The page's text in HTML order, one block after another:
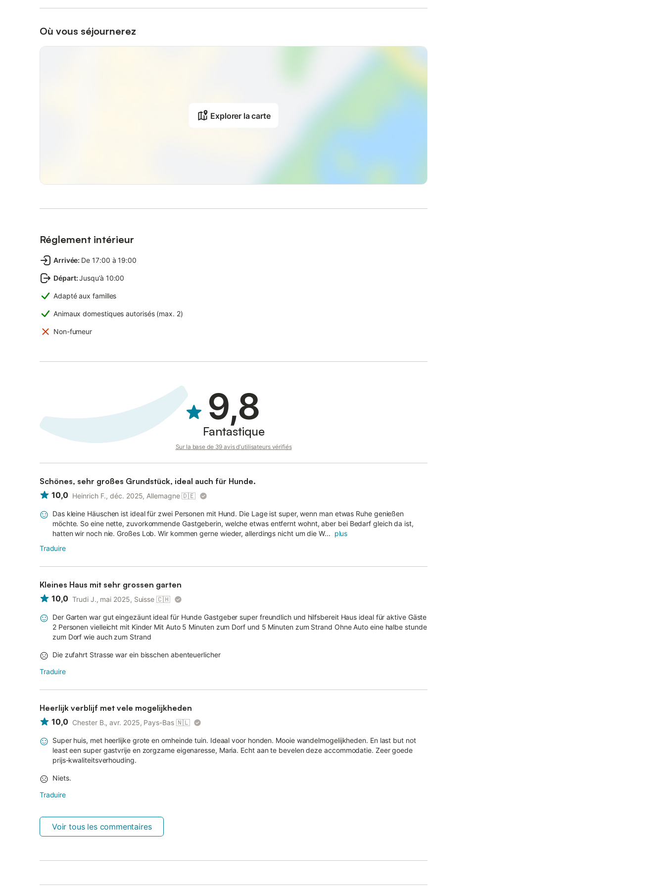
Où vous séjournerez
Explorer la carte
Réglement intérieur
Arrivée: De 17:00 à 19:00
Départ:Jusqu’à 10:00
Adapté aux familles
Animaux domestiques autorisés (max. 2)
Non-fumeur
9,8
Fantastique
Sur la base de 39 avis d'utilisateurs vérifiés
Schönes, sehr großes Grundstück, ideal auch für Hunde.
10,0 Heinrich F., déc. 2025, Allemagne 🇩🇪
Das kleine Häuschen ist ideal für zwei Personen mit Hund. Die Lage ist super, wenn man etwas Ruhe genießen
möchte. So eine nette, zuvorkommende Gastgeberin, welche etwas entfernt wohnt, aber bei Bedarf gleich da ist,
hatten wir noch nie. Großes Lob. Wir kommen gerne wieder, allerdings nicht um die W... plus
Traduire
Kleines Haus mit sehr grossen garten
10,0 Trudi J., mai 2025, Suisse 🇨🇭
Der Garten war gut eingezäunt ideal für Hunde Gastgeber super freundlich und hilfsbereit Haus ideal für aktive Gäste
2 Personen vielleicht mit Kinder Mit Auto 5 Minuten zum Dorf und 5 Minuten zum Strand Ohne Auto eine halbe stunde
zum Dorf wie auch zum Strand
Die zufahrt Strasse war ein bisschen abenteuerlicher
Traduire
Heerlijk verblijf met vele mogelijkheden
10,0 Chester B., avr. 2025, Pays-Bas 🇳🇱
Super huis, met heerlijke grote en omheinde tuin. Ideaal voor honden. Mooie wandelmogelijkheden. En last but not
least een super gastvrije en zorgzame eigenaresse, Maria. Echt aan te bevelen deze accommodatie. Zeer goede
prijs-kwaliteitsverhouding.
Niets.
Traduire
Voir tous les commentaires